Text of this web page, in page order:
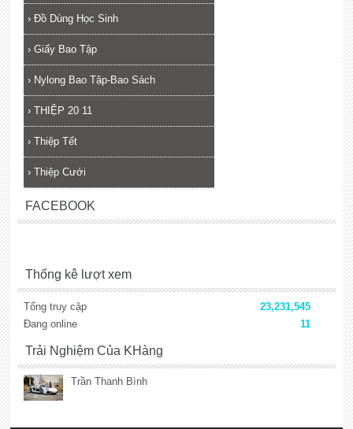
› Đồ Dùng Học Sinh
› Giấy Bao Tập
› Nylong Bao Tập-Bao Sách
› THIỆP 20 11
› Thiệp Tết
› Thiệp Cưới
FACEBOOK
Thống kê lượt xem
Tổng truy cập
23,231,545
Đang online
11
Trải Nghiệm Của KHàng
Trần Thanh Bình